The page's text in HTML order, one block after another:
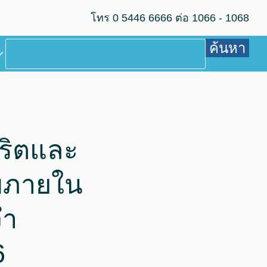
โทร 0 5446 6666 ต่อ 1066 - 1068
ค้นหา
ตและ
ายใน